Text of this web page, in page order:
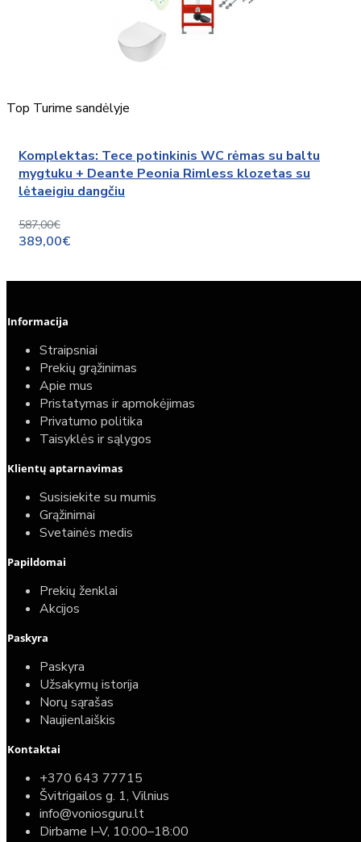
Top Turime sandėlyje
Komplektas: Tece potinkinis WC rėmas su baltu
mygtuku + Deante Peonia Rimless klozetas su
lėtaeigiu dangčiu
587,00€
389,00€
Informacija
Straipsniai
Prekių grąžinimas
Apie mus
Pristatymas ir apmokėjimas
Privatumo politika
Taisyklės ir sąlygos
Klientų aptarnavimas
Susisiekite su mumis
Grąžinimai
Svetainės medis
Papildomai
Prekių ženklai
Akcijos
Paskyra
Paskyra
Užsakymų istorija
Norų sąrašas
Naujienlaiškis
Kontaktai
+370 643 77715
Švitrigailos g. 1, Vilnius
info@voniosguru.lt
Dirbame I–V, 10:00–18:00